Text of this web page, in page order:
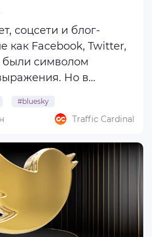
соцсети и блог-
как Facebook, Twitter,
были символом
Но в
а сами сервисы
длинными
не ...
#bluesky
Traffic Cardinal